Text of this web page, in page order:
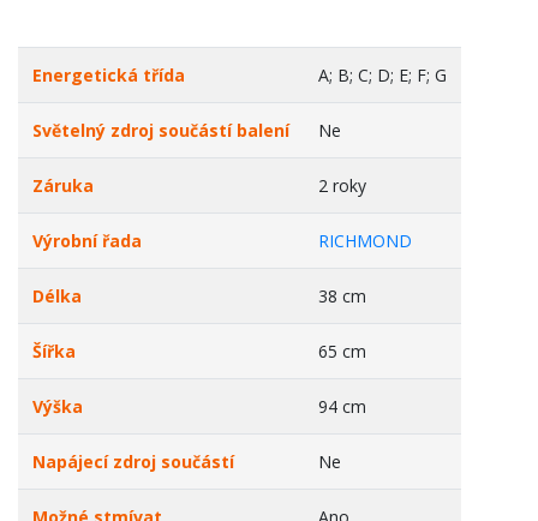
Energetická třída A; B; C; D; E; F; G
Světelný zdroj součástí balení Ne
Záruka 2 roky
Výrobní řada RICHMOND
Délka 38 cm
Šířka 65 cm
Výška 94 cm
Napájecí zdroj součástí Ne